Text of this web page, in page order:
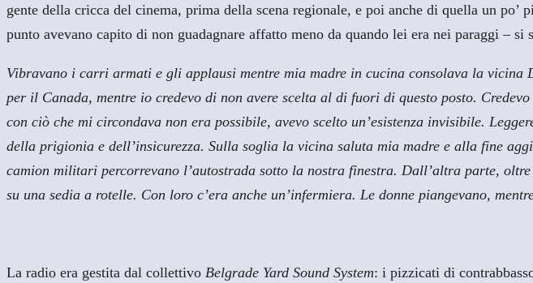
gente della cricca del cinema, prima della scena regionale, e poi anche di quella un
punto avevano capito di non guadagnare affatto meno da quando lei era nei paraggi – si
Vibravano i carri armati e gli applausi mentre mia madre in cucina consolava la
per il Canada, mentre io credevo di non avere scelta al di fuori di questo posto.
con ciò che mi circondava non era possibile, avevo scelto un’esistenza invisibile.
della prigionia e dell’insicurezza. Sulla soglia la vicina saluta mia madre e alla fine
camion militari percorrevano l’autostrada sotto la nostra finestra. Dall’altra parte,
su una sedia a rotelle. Con loro c’era anche un’infermiera. Le donne piangevano,
La radio era gestita dal collettivo Belgrade Yard Sound System: i pizzicati di